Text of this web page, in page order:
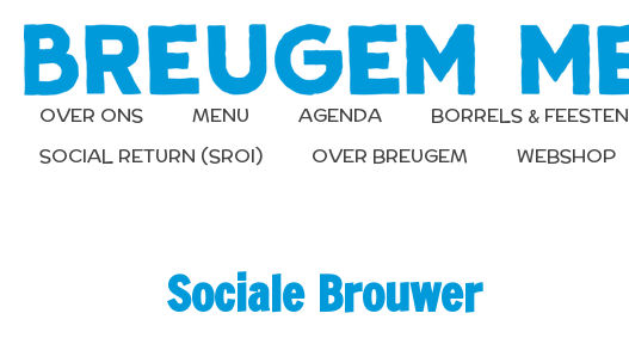
Ga
direct
naar
OVER ONS MENU AGENDA BORRELS & FEESTEN
SOCIAL RETURN (SROI)
OVER BREUGEM WEBSHOP
Sociale Brouwer